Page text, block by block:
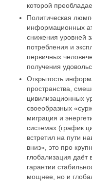
которой
Политическая
информационных
снижения уровней
потребления и
первичных
получения
Открытость
пространства,
цивилизационных
своеобразных
миграция и
системах (график
встретил на пути
вниз», это про
глобализация
гарантии
мощнее, но и